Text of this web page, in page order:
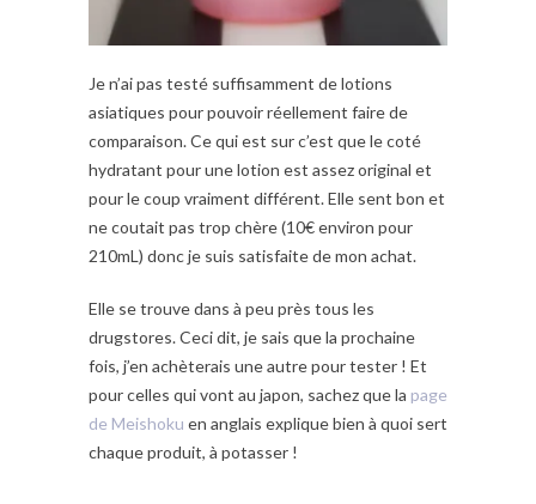
Je n’ai pas testé suffisamment de lotions
asiatiques pour pouvoir réellement faire de
comparaison. Ce qui est sur c’est que le coté
hydratant pour une lotion est assez original et
pour le coup vraiment différent. Elle sent bon et
ne coutait pas trop chère (10€ environ pour
210mL) donc je suis satisfaite de mon achat.
Elle se trouve dans à peu près tous les
drugstores. Ceci dit, je sais que la prochaine
fois, j’en achèterais une autre pour tester ! Et
pour celles qui vont au japon, sachez que la page
de Meishoku en anglais explique bien à quoi sert
chaque produit, à potasser !